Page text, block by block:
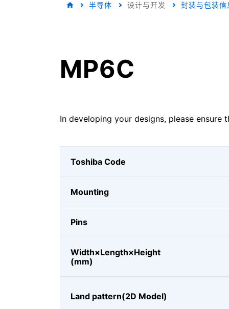
半导体 设计与开发 封装与包装信
MP6C
In developing your designs, please ensure
Toshiba Code
Mounting
Pins
Width×Length×Height
(mm)
Land pattern(2D Model)